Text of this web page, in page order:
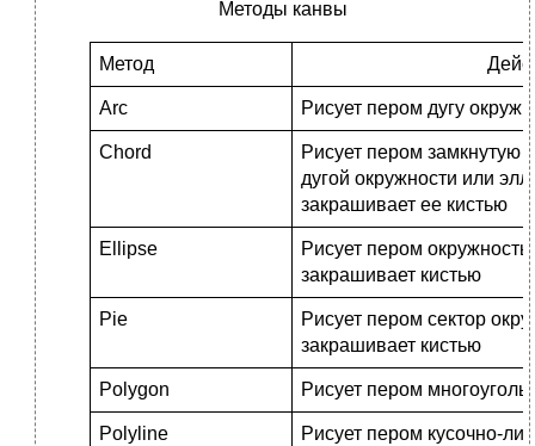
Методы канвы
Метод
Arc Рисует пером дугу
Chord
Рисует пером замкнутую
дугой окружности или
закрашивает ее кистью
Ellipse
Рисует пером
закрашивает кистью
Pie
Рисует пером сектор
закрашивает кистью
Polygon Рисует пером
Polyline Рисует пером кусочно-